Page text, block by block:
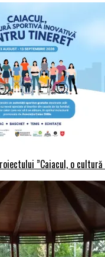
”Caiacul, o